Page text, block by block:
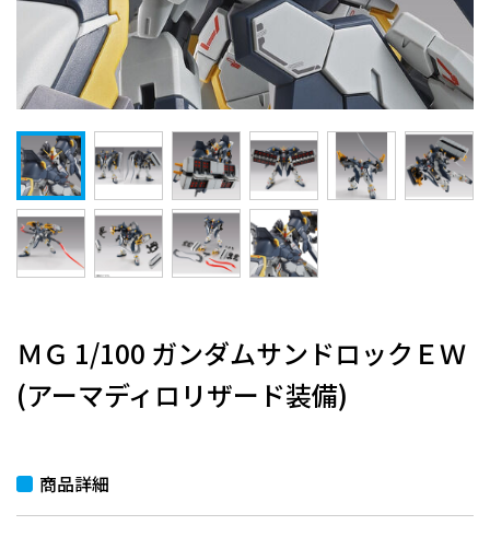
ＭＧ 1/100 ガンダムサンドロックＥＷ
(アーマディロリザード装備)
商品詳細